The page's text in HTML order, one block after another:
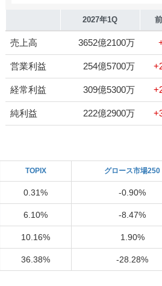
2027年1Q
売上高 3652億2100万
営業利益 254億5700万
経常利益 309億5300万
純利益 222億2900万
TOPIX グロース市場250
0.31% -0.90%
6.10% -8.47%
10.16% 1.90%
36.38% -28.28%